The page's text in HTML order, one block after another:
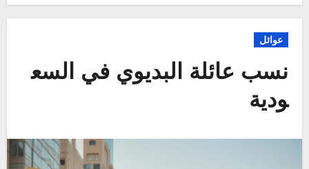
عوائل
نسب عائلة البديوي في السع
ودية